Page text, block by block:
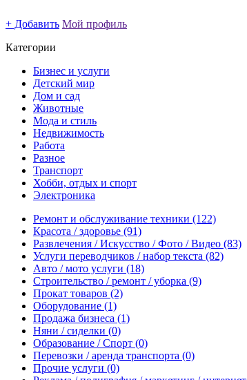
+ Добавить Мой профиль
Категории
Бизнес и услуги
Детский мир
Дом и сад
Животные
Мода и стиль
Недвижимость
Работа
Разное
Транспорт
Хобби, отдых и спорт
Электроника
Ремонт и обслуживание техники (122)
Красота / здоровье (91)
Развлечения / Искусство / Фото / Видео (83)
Услуги переводчиков / набор текста (82)
Авто / мото услуги (18)
Строительство / ремонт / уборка (9)
Прокат товаров (2)
Оборудование (1)
Продажа бизнеса (1)
Няни / сиделки (0)
Образование / Спорт (0)
Перевозки / аренда транспорта (0)
Прочие услуги (0)